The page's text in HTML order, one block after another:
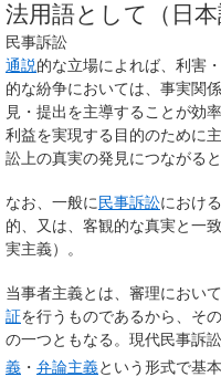
法用語として（日本
民事訴訟
通説的な立場によれば、利害
的な紛争においては、事実関
見・提出を主導することが効
利益を実現する目的のために
訟上の真実の発見につながる
なお、一般に 民事訴訟におけ
的、又は、客観的な真実と一
実主義）。
当事者主義とは、審理におい
証を行うものであるから、そ
の一つともなる。現代民事訴
義 ・ 弁論主義という形式で基